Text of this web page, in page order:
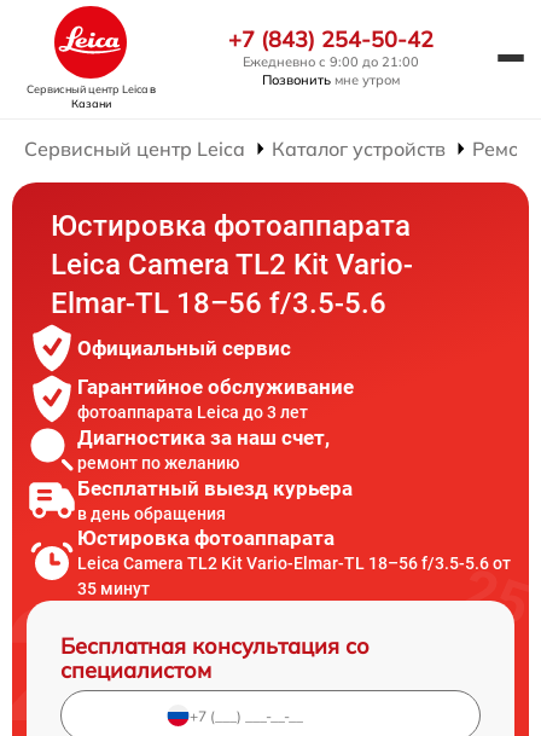
Сервисный центр Leicaв
Казани
+7 (843) 254-50-42
Ежедневно с 9:00 до 21:00
Позвонить мне утром
Сервисный центр Leica Каталог устройств
Юстировка фотоаппарата
Leica Camera TL2 Kit Vario-
Elmar-TL 18–56 f/3.5-5.6
Официальный сервис
Гарантийное обслуживание
фотоаппарата Leica до 3 лет
Диагностика за наш счет,
ремонт по желанию
Бесплатный выезд курьера
в день обращения
Юстировка фотоаппарата
Leica Camera TL2 Kit Vario-Elmar-TL 18–56 f/3.5-5.6 от
35 минут
Бесплатная консультация со
специалистом